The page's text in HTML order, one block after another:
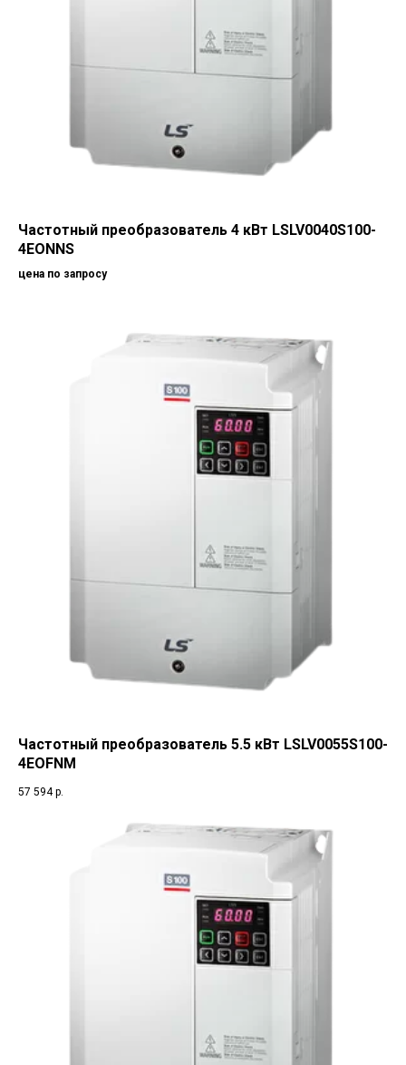
Частотный преобразователь 4 кВт LSLV0040S100-
4EONNS
цена по запросу
Частотный преобразователь 5.5 кВт LSLV0055S100-
4EOFNM
57 594 р.